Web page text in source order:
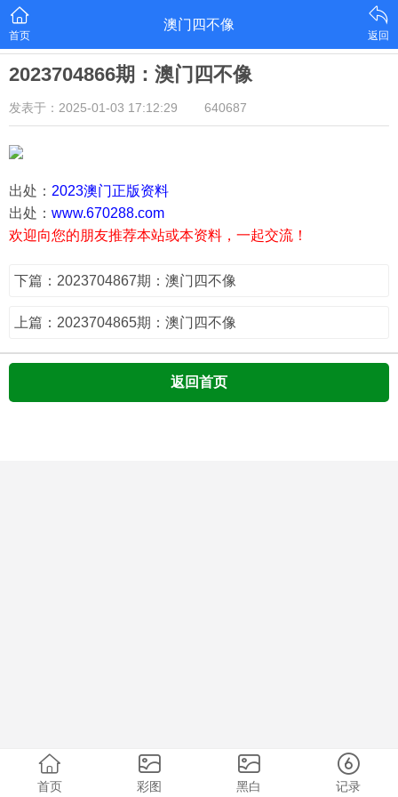
首页
澳门四不像
返回
2023704866期：澳门四不像
发表于：2025-01-03 17:12:29 640687
出处： 2023澳门正版资料
出处： www.670288.com
欢迎向您的朋友推荐本站或本资料，一起交流！
下篇：2023704867期：澳门四不像
上篇：2023704865期：澳门四不像
返回首页
首页 彩图 黑白 记录